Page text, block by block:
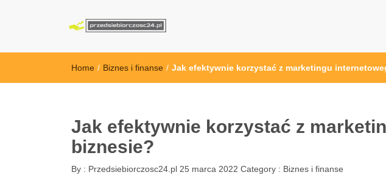
Home / Biznes i finanse / Jak efektywnie korzystać z marketingu
Jak efektywnie korzystać z
biznesie?
By : Przedsiebiorczosc24.pl 25 marca 2022 Category : Biznes i finanse